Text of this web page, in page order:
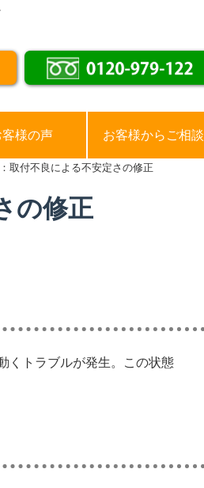
客様の声 お客様からご相談
取付不良による不安定さの修正
の修正
くトラブルが発生。この状態